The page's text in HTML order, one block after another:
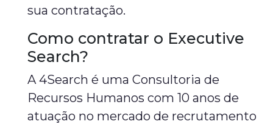
sua contratação.
Como contratar o Executive
Search?
A 4Search é uma Consultoria de
Recursos Humanos com 10 anos de
atuação no mercado de recrutamento